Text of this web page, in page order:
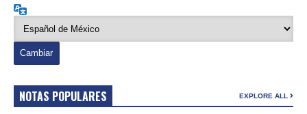
NOTAS POPULARES EXPLORE ALL